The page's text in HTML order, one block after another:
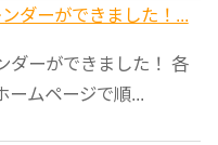
ダーができました！...
ダーができました！ 各
ームページで順...